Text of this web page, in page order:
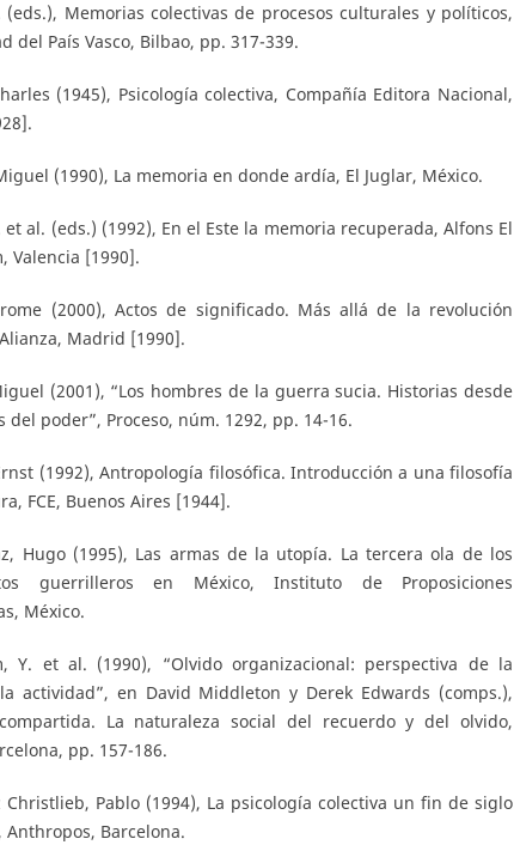
(eds.), Memorias colectivas de procesos culturales y políticos,
del País Vasco, Bilbao, pp. 317-339.
(1945), Psicología colectiva, Compañía Editora Nacional,
(1990), La memoria en donde ardía, El Juglar, México.
et al. (eds.) (1992), En el Este la memoria recuperada, Alfons El
Valencia [1990].
(2000), Actos de significado. Más allá de la revolución
Madrid [1990].
(2001), “Los hombres de la guerra sucia. Historias desde
del poder”, Proceso, núm. 1292, pp. 14-16.
(1992), Antropología filosófica. Introducción a una filosofía
FCE, Buenos Aires [1944].
Hugo (1995), Las armas de la utopía. La tercera ola de los
guerrilleros en México, Instituto de Proposiciones
México.
Y. et al. (1990), “Olvido organizacional: perspectiva de la
actividad”, en David Middleton y Derek Edwards (comps.),
La naturaleza social del recuerdo y del olvido,
pp. 157-186.
Christlieb, Pablo (1994), La psicología colectiva un fin de siglo
Anthropos, Barcelona.